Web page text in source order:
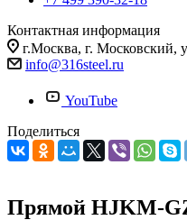
Контактная информация
г.Москва, г. Московский,
info@316steel.ru
YouTube
Поделиться
Прямой HJKM-